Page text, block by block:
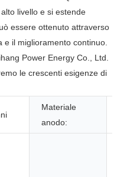
livello e si estende
essere ottenuto attraverso
e il miglioramento continuo.
Power Energy Co., Ltd.
le crescenti esigenze di
Materiale
anodo: